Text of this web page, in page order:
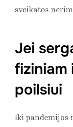
sveikatos
Jei
fiziniam
poilsiui
Iki pandemijos